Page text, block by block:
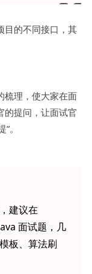
目的不同接口，其
梳理，使大家在面
的提问，让面试官
。
建议在
面试题，几
板、算法刷